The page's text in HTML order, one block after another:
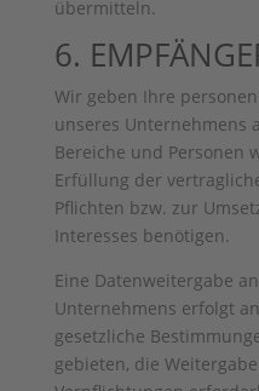
übermitteln.
6.
Wir geben Ihre
unseres Unternehmens
Bereiche und Personen
Erfüllung der
Pflichten bzw. zur
Interesses benötigen.
Eine Datenweitergabe
Unternehmens erfolgt
gesetzliche
gebieten, die